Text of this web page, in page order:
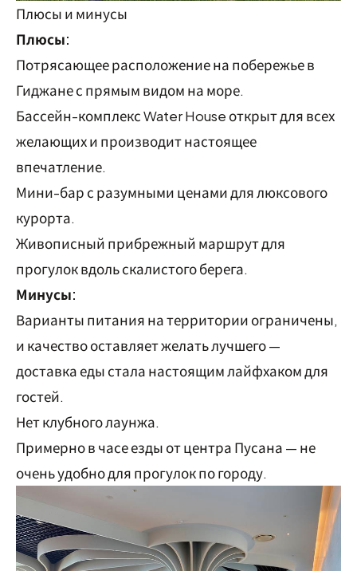
Плюсы и минусы
Плюсы:
Потрясающее расположение на побережье в
Гиджане с прямым видом на море.
Бассейн-комплекс Water House открыт для всех
желающих и производит настоящее
впечатление.
Мини-бар с разумными ценами для люксового
курорта.
Живописный прибрежный маршрут для
прогулок вдоль скалистого берега.
Минусы:
Варианты питания на территории ограничены,
и качество оставляет желать лучшего —
доставка еды стала настоящим лайфхаком для
гостей.
Нет клубного лаунжа.
Примерно в часе езды от центра Пусана — не
очень удобно для прогулок по городу.